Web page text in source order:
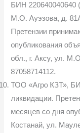
БИН 220640040640
М.О. Ауэзова, д.
Претензии
опубликования
обл., г. Аксу, ул.
87058714112.
ТОО «Агро КЗТ»,
ликвидации.
месяцев со дня
Костанай, ул.